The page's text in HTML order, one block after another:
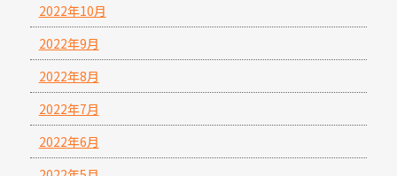
2022年10月
2022年9月
2022年8月
2022年7月
2022年6月